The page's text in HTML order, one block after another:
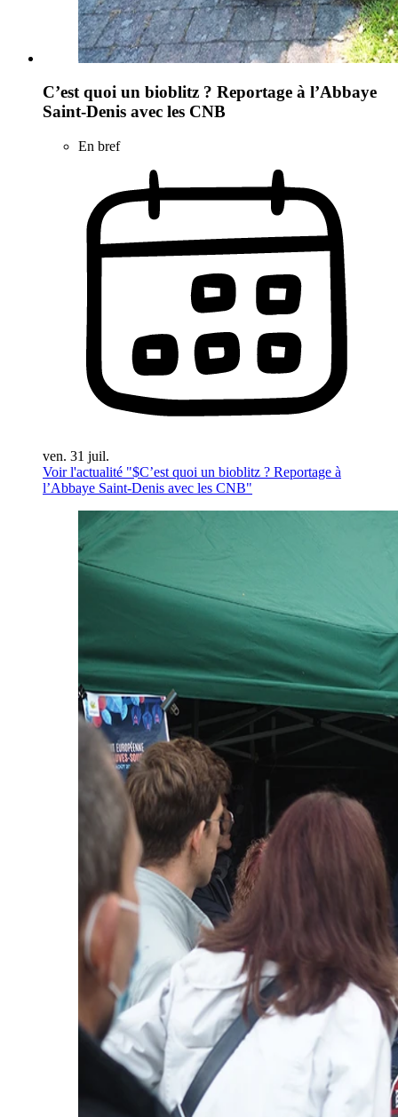
C’est quoi un bioblitz ? Reportage à l’Abbaye
Saint-Denis avec les CNB
En bref
ven. 31 juil.
Voir l'actualité "$C’est quoi un bioblitz ? Reportage à
l’Abbaye Saint-Denis avec les CNB"